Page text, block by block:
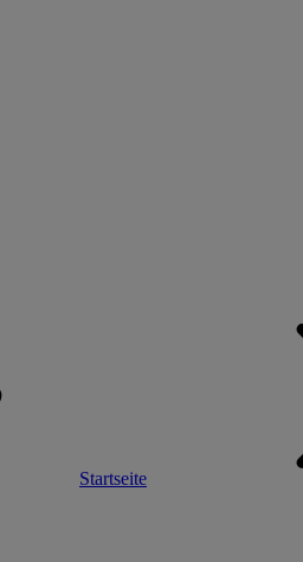
Startseite